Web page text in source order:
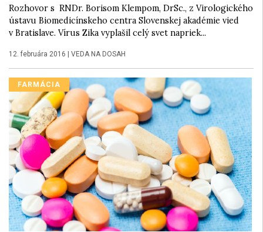
Rozhovor s RNDr. Borisom Klempom, DrSc., z Virologického
ústavu Biomedicínskeho centra Slovenskej akadémie vied
v Bratislave. Vírus Zika vyplašil celý svet napriek...
12. februára 2016 VEDA NA DOSAH
FARMÁCIA